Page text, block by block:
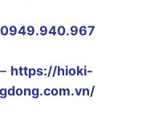
0949.940.967
– https://hioki-